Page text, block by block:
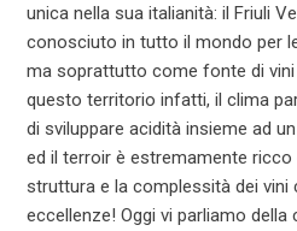
unica nella sua italianità: il Friuli
conosciuto in tutto il mondo per
ma soprattutto come fonte di vini
questo territorio infatti, il clima
di sviluppare acidità insieme ad
ed il terroir è estremamente
struttura e la complessità dei vini
eccellenze! Oggi vi parliamo della